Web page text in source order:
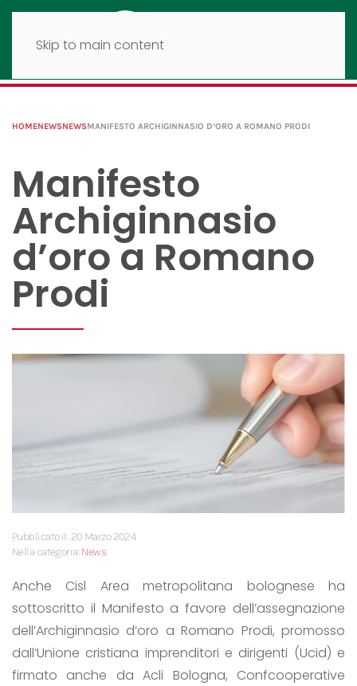
Skip to main content
HOMENEWSNEWSMANIFESTO ARCHIGINNASIO D’ORO A ROMANO PRODI
Manifesto
Archiginnasio
d’oro a Romano
Prodi
Pubblicato il: 20 Marzo 2024
Nella categoria:News
Anche Cisl Area metropolitana bolognese ha
sottoscritto il Manifesto a favore dell’assegnazione
dell’Archiginnasio d’oro a Romano Prodi, promosso
dall’Unione cristiana imprenditori e dirigenti (Ucid) e
firmato anche da Acli Bologna, Confcooperative